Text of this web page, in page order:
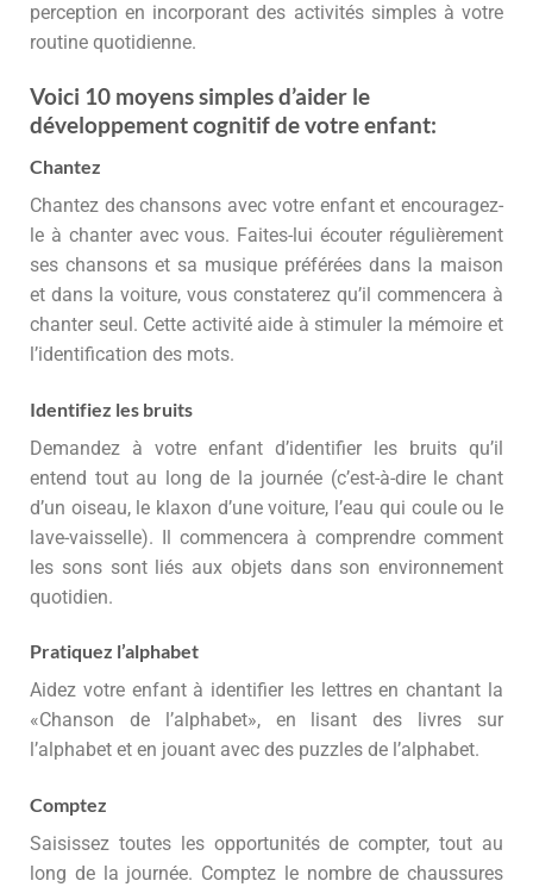
perception en incorporant des activités simples à votre
routine quotidienne.
Voici 10 moyens simples d’aider le
développement cognitif de votre enfant:
Chantez
Chantez des chansons avec votre enfant et encouragez-
le à chanter avec vous. Faites-lui écouter régulièrement
ses chansons et sa musique préférées dans la maison
et dans la voiture, vous constaterez qu’il commencera à
chanter seul. Cette activité aide à stimuler la mémoire et
l’identification des mots.
Identifiez les bruits
Demandez à votre enfant d’identifier les bruits qu’il
entend tout au long de la journée (c’est-à-dire le chant
d’un oiseau, le klaxon d’une voiture, l’eau qui coule ou le
lave-vaisselle). Il commencera à comprendre comment
les sons sont liés aux objets dans son environnement
quotidien.
Pratiquez l’alphabet
Aidez votre enfant à identifier les lettres en chantant la
«Chanson de l’alphabet», en lisant des livres sur
l’alphabet et en jouant avec des puzzles de l’alphabet.
Comptez
Saisissez toutes les opportunités de compter, tout au
long de la journée. Comptez le nombre de chaussures